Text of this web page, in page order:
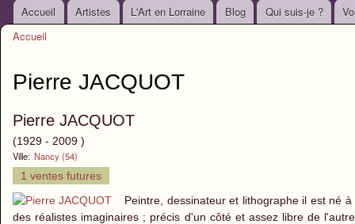
Menu principal
Accueil Artistes L'Art en Lorraine Blog Qui suis-je ?
Accueil
Pierre JACQUOT
Pierre JACQUOT
(1929 - 2009 )
Ville: Nancy (54)
1 ventes futures
Peintre, dessinateur et lithographe il est né
des réalistes imaginaires ; précis d'un côté et assez libre de